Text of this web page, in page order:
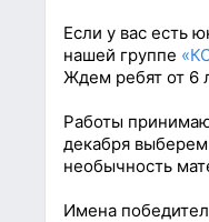
Если у вас есть
нашей группе
Ждем ребят от 6
Работы
декабря
необычность
Имена